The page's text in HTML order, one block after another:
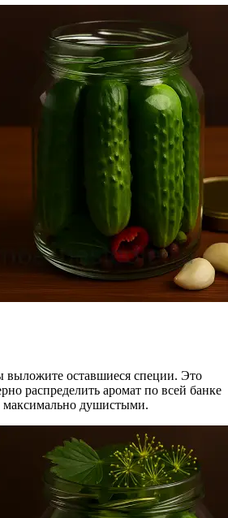
выложите оставшиеся специи. Это
распределить аромат по всей банке
максимально душистыми.